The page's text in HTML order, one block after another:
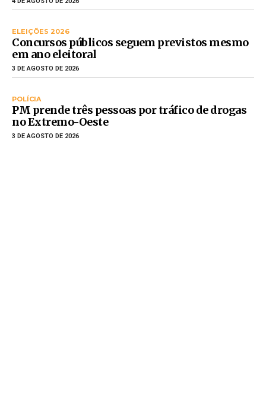
ELEIÇÕES 2026
Concursos públicos seguem previstos mesmo
em ano eleitoral
3 DE AGOSTO DE 2026
POLÍCIA
PM prende três pessoas por tráfico de drogas
no Extremo-Oeste
3 DE AGOSTO DE 2026